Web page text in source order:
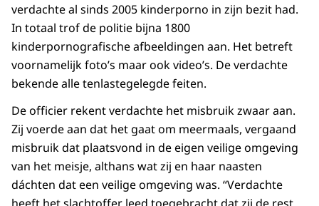
verdachte al sinds 2005 kinderporno in zijn bezit had.
In totaal trof de politie bijna 1800
kinderpornografische afbeeldingen aan. Het betreft
voornamelijk foto’s maar ook video’s. De verdachte
bekende alle tenlastegelegde feiten.
De officier rekent verdachte het misbruik zwaar aan.
Zij voerde aan dat het gaat om meermaals, vergaand
misbruik dat plaatsvond in de eigen veilige omgeving
van het meisje, althans wat zij en haar naasten
dáchten dat een veilige omgeving was. “Verdachte